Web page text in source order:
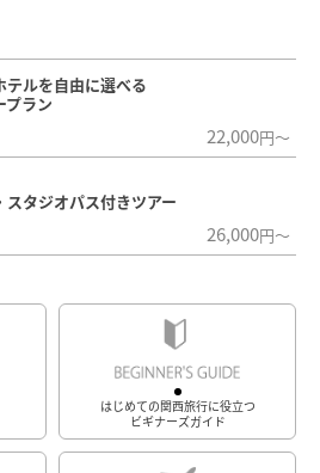
テルを自由に選べる
プラン
22,000円～
スタジオパス付きツアー
26,000円～
はじめての関西旅行に役立つ
ビギナーズガイド